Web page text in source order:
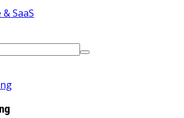
SaaS